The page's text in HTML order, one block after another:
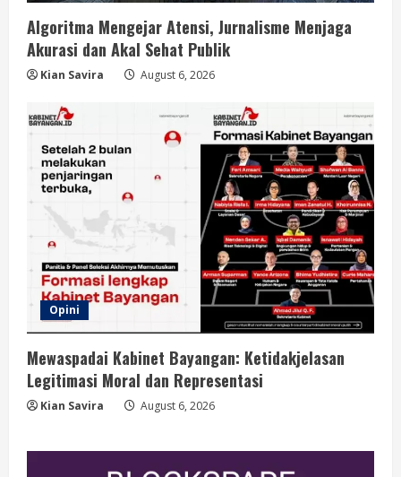
Algoritma Mengejar Atensi, Jurnalisme Menjaga
Akurasi dan Akal Sehat Publik
Kian Savira August 6, 2026
Opini
Mewaspadai Kabinet Bayangan: Ketidakjelasan
Legitimasi Moral dan Representasi
Kian Savira August 6, 2026